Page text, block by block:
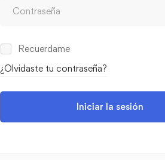
Recuerdame
¿Olvidaste tu contraseña?
Iniciar la sesión